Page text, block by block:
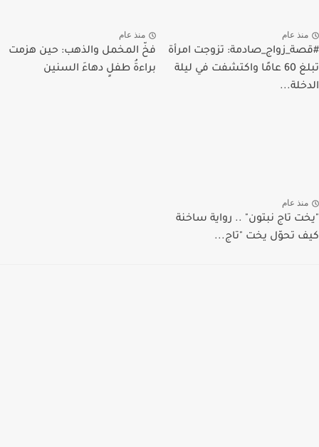
منذ عام
#قصة_زواج_صادمة: تزوجت امرأة
تبلغ 60 عامًا واكتشفت في ليلة
الدخلة...
منذ عام
فخّ المخمل والذهب: حين هزمت
براءةُ طفلٍ دهاءَ السنين
منذ عام
"يخت تاج نبتون" .. رواية ساخنة
كيف تحوّل يخت "تاج...